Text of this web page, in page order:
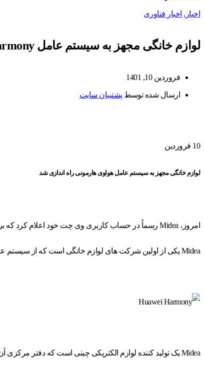
اخبار , اخبار فناوری
لوازم خانگی مجهز به سیستم عامل Huawei Harmony راه اندازی شد
فروردین 10, 1401
ارسال شده توسط پشتیبان سایت
10 فروردین
لوازم خانگی مجهز به سیستم عامل هواوی هارمونی راه اندازی شد
امروز، Midea رسماً در حساب کاربری وی چت خود اعلام کرد که برای اولین بار محصولات مجهز به سیستم عامل هارمونی هواوی را عرضه خواهد کرد.
Midea یکی از اولین شرکت های لوازم خانگی است که از سیستم عامل هارمونی پشتیبانی می کند.
Midea یک تولید کننده لوازم الکتریکی چینی است که دفتر مرکزی آن در شهر Beijiao، منطقه Shunde، Foshan، Guangdong قرار دارد و در بورس اوراق بهادار شنژن فهرست شده است.